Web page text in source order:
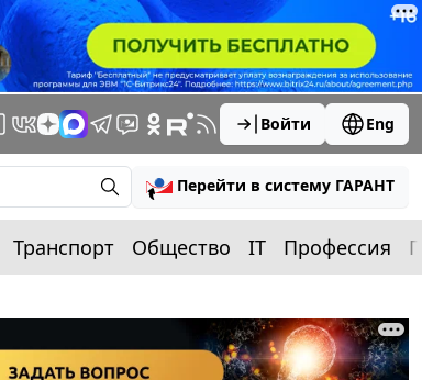
Войти Eng
Перейти в систему ГАРАНТ
Транспорт Общество IT Профессия